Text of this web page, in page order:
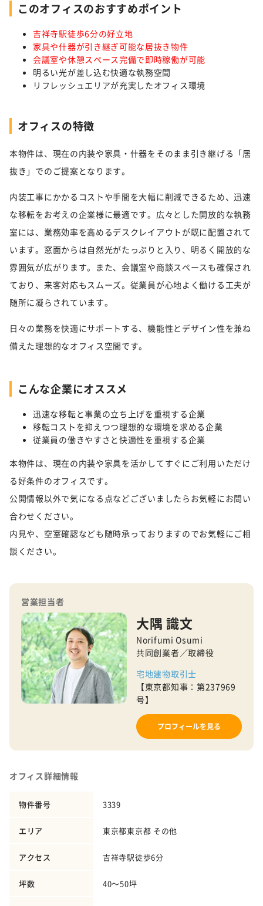
このオフィスのおすすめポイント
吉祥寺駅徒歩6分の好立地
家具や什器が引き継ぎ可能な居抜き物件
会議室や休憩スペース完備で即時稼働が可能
明るい光が差し込む快適な執務空間
リフレッシュエリアが充実したオフィス環境
オフィスの特徴
本物件は、現在の内装や家具・什器をそのまま引き継げる「居
抜き」でのご提案となります。
内装工事にかかるコストや手間を大幅に削減できるため、迅速
な移転をお考えの企業様に最適です。広々とした開放的な執務
室には、業務効率を高めるデスクレイアウトが既に配置されて
います。窓面からは自然光がたっぷりと入り、明るく開放的な
雰囲気が広がります。また、会議室や商談スペースも確保され
ており、来客対応もスムーズ。従業員が心地よく働ける工夫が
随所に凝らされています。
日々の業務を快適にサポートする、機能性とデザイン性を兼ね
備えた理想的なオフィス空間です。
こんな企業にオススメ
迅速な移転と事業の立ち上げを重視する企業
移転コストを抑えつつ理想的な環境を求める企業
従業員の働きやすさと快適性を重視する企業
本物件は、現在の内装や家具を活かしてすぐにご利用いただけ
る好条件のオフィスです。
公開情報以外で気になる点などございましたらお気軽にお問い
合わせください。
内見や、空室確認なども随時承っておりますのでお気軽にご相
談ください。
営業担当者
大隅 識文
Norifumi Osumi
共同創業者／取締役
宅地建物取引士
【東京都知事：第237969
号】
プロフィールを見る
オフィス詳細情報
物件番号 3339
エリア 東京都東京都 その他
アクセス 吉祥寺駅徒歩6分
坪数 40～50坪